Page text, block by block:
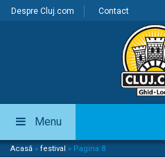
Despre Cluj.com Contact
Menu
Acasă » festival » Pagina 8